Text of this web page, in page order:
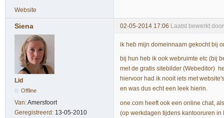
Website
Siena 02-05-2014 17:06 Laatst bewerkt
Lid
Offline
Van:Amersfoort
Geregistreerd: 13-05-2010
ik heb mijn domeinnaam gekocht bij
bij hun heb ik ook webruimte etc (bij
met de gratis sitebilder (Webeditor)
hiervoor had ik nooit iets met
en was dus echt een leek hierin.
one.com heeft ook een online chat,
(op werkdagen tijdens kantooruren